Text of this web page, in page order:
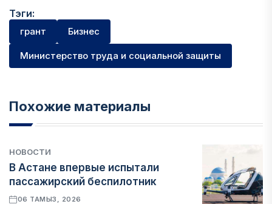
Тэги:
грант Бизнес
Министерство труда и социальной защиты
Похожие материалы
НОВОСТИ
В Астане впервые испытали
пассажирский беспилотник
06 ТАМЫЗ, 2026